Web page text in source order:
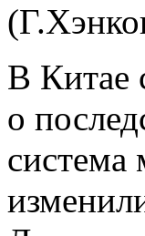
В Китае
о
система